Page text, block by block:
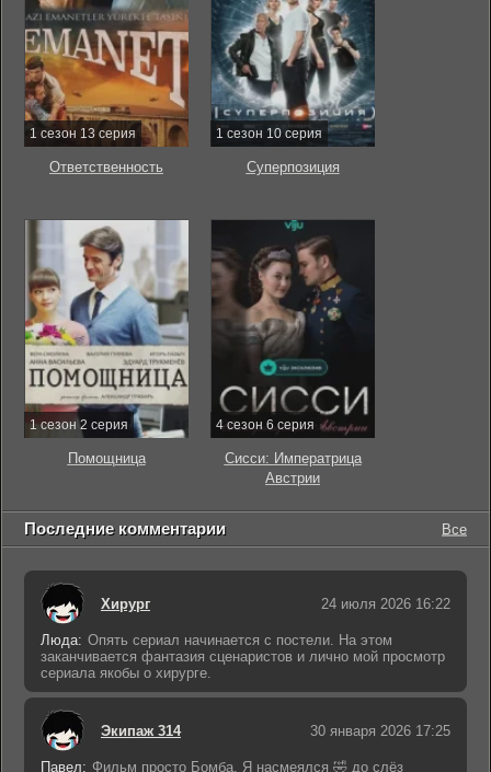
1 сезон 13 серия
Ответственность
1 сезон 10 серия
Суперпозиция
1 сезон 2 серия
Помощница
4 сезон 6 серия
Сисси: Императрица
Австрии
Последние комментарии Все
Хирург 24 июля 2026 16:22
Люда: Опять сериал начинается с постели. На этом
заканчивается фантазия сценаристов и лично мой просмотр
сериала якобы о хирурге.
Экипаж 314 30 января 2026 17:25
Павел: Фильм просто Бомба. Я насмеялся 🤣 до слёз